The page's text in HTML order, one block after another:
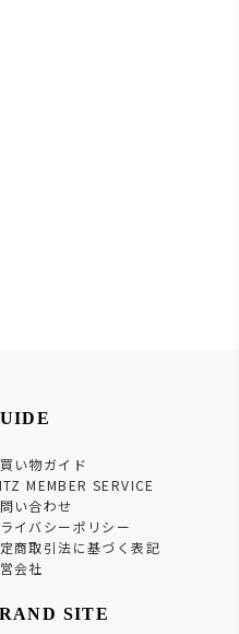
い物ガイド
MEMBER SERVICE
い合わせ
イバシーポリシー
商取引法に基づく表記
会社
SITE